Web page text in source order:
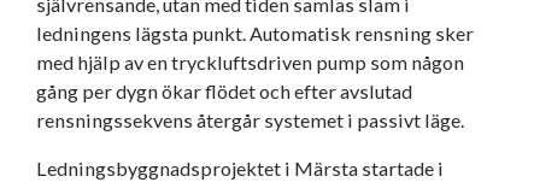
ledningens lägsta punkt. Automatisk rensning sker
med hjälp av en tryckluftsdriven pump som någon
gång per dygn ökar flödet och efter avslutad
rensningssekvens återgår systemet i passivt läge.
Ledningsbyggnadsprojektet i Märsta startade i